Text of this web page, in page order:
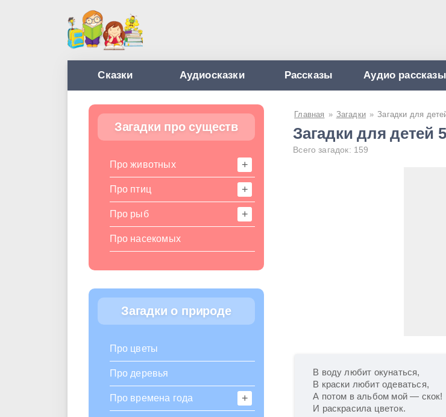
Сказки Аудиосказки Рассказы Аудио рассказы
Главная » Загадки » Загадки для
Загадки для детей
Всего загадок: 159
В воду любит окунаться,
В краски любит одеваться,
А потом в альбом мой — скок!
И раскрасила цветок.
Загадки про существ
Про животных
Про птиц
Про рыб
Про насекомых
Загадки о природе
Про цветы
Про деревья
Про времена года